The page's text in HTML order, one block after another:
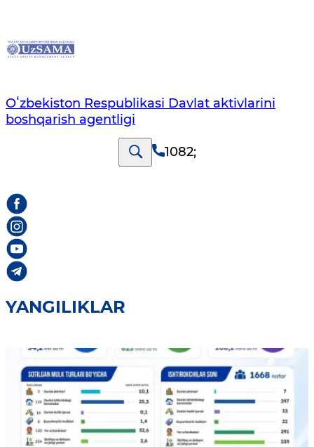
Oʻzbekiston Respublikasi Davlat aktivlarini
boshqarish agentligi
1082;
YANGILIKLAR